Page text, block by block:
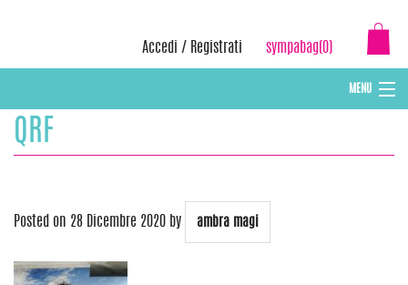
Accedi / Registrati sympabag(0)
MENU
CAPPELLI INVERNALI DONNA
QRF
Posted on 28 Dicembre 2020 by ambra magi